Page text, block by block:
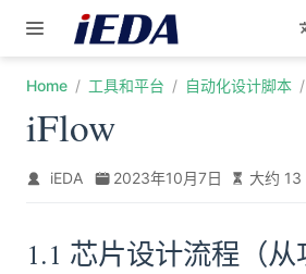
跳至主要內容
Home 工具和平台 自动化设计脚本
iFlow
iEDA 2023年10月7日 大约 13
1.1 芯片设计流程（从